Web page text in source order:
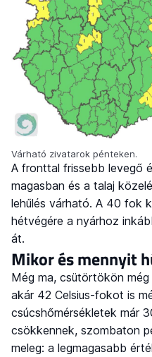
Várható zivatarok pénteken.
A fronttal frissebb levegő
magasban és a talaj
lehűlés várható. A 40 fok
hétvégére a nyárhoz
át.
Mikor és mennyit
Még ma, csütörtökön
akár 42 Celsius-fokot is
csúcshőmérsékletek már
csökkennek, szombaton
meleg: a legmagasabb